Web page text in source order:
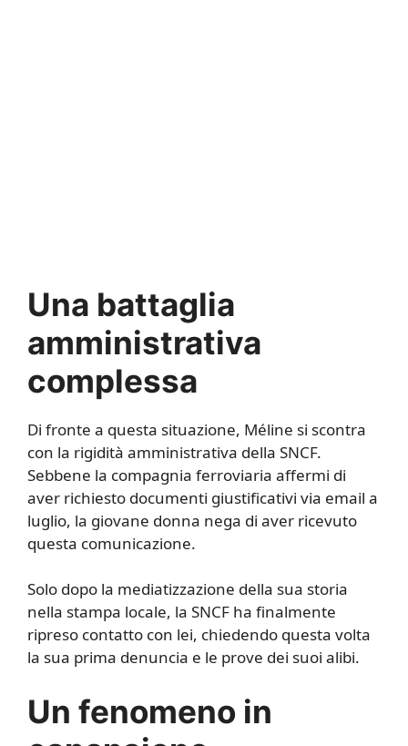
Una battaglia
amministrativa
complessa
Di fronte a questa situazione, Méline si scontra
con la rigidità amministrativa della SNCF.
Sebbene la compagnia ferroviaria affermi di
aver richiesto documenti giustificativi via email a
luglio, la giovane donna nega di aver ricevuto
questa comunicazione.
Solo dopo la mediatizzazione della sua storia
nella stampa locale, la SNCF ha finalmente
ripreso contatto con lei, chiedendo questa volta
la sua prima denuncia e le prove dei suoi alibi.
Un fenomeno in